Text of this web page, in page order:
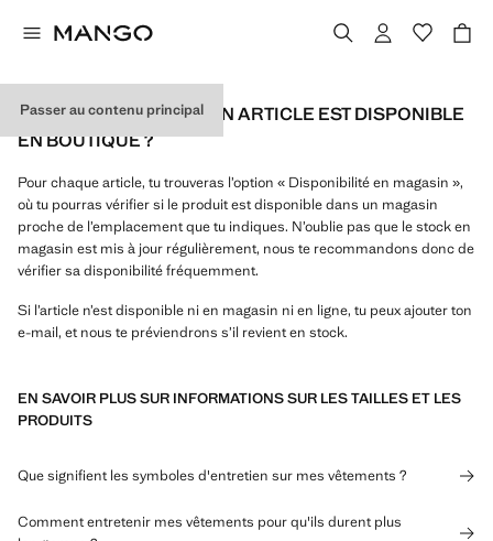
Passer au contenu principal
COMMENT SAVOIR SI UN ARTICLE EST DISPONIBLE
EN BOUTIQUE ?
Pour chaque article, tu trouveras l’option « Disponibilité en magasin »,
où tu pourras vérifier si le produit est disponible dans un magasin
proche de l’emplacement que tu indiques. N’oublie pas que le stock en
magasin est mis à jour régulièrement, nous te recommandons donc de
vérifier sa disponibilité fréquemment.
Si l’article n’est disponible ni en magasin ni en ligne, tu peux ajouter ton
e-mail, et nous te préviendrons s’il revient en stock.
EN SAVOIR PLUS SUR INFORMATIONS SUR LES TAILLES ET LES
PRODUITS
Que signifient les symboles d'entretien sur mes vêtements ?
Comment entretenir mes vêtements pour qu'ils durent plus